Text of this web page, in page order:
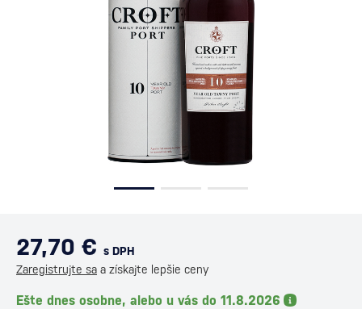
27,70 € s DPH
Zaregistrujte sa a získajte lepšie ceny
Ešte dnes osobne, alebo u vás do 11.8.2026